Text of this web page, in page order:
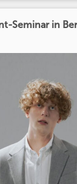
Seminar in